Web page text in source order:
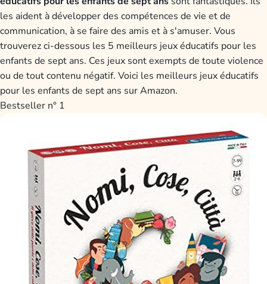
les aident à développer des compétences de vie et de
communication, à se faire des amis et à s'amuser. Vous
trouverez ci-dessous les 5 meilleurs jeux éducatifs pour les
enfants de sept ans. Ces jeux sont exempts de toute violence
ou de tout contenu négatif. Voici les meilleurs jeux éducatifs
pour les enfants de sept ans sur Amazon.
Bestseller n° 1